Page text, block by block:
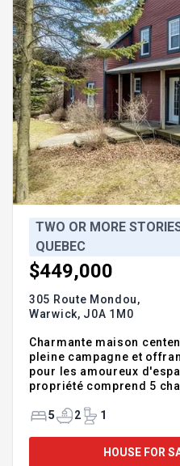
TWO OR MORE
QUEBEC
$449,000
305 Route Mondou,
Warwick, J0A 1M0
Charmante maison
pleine campagne et
pour les amoureux
propriété comprend 5
une grange, parfaits
ou petits élevages. Le
accueillir des animaux
propriété. Le terrain
5 2 1
HOUSE FOR